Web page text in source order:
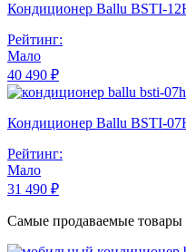
Кондиционер Ballu BSTI-
Рейтинг:
Мало
40 490 ₽
Кондиционер Ballu BSTI-
Рейтинг:
Мало
31 490 ₽
Самые продаваемые товары